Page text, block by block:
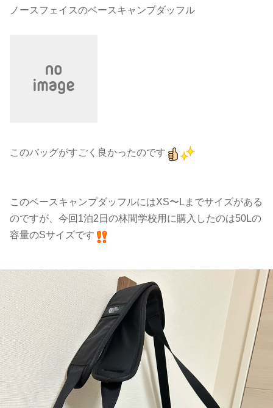
ノースフェイスのベースキャンプダッフル
このバッグがすごく良かったのです
このベースキャンプダッフルにはXS〜Lまでサイズがある
のですが、今回1泊2日の林間学校用に購入したのは50Lの
容量のSサイズです